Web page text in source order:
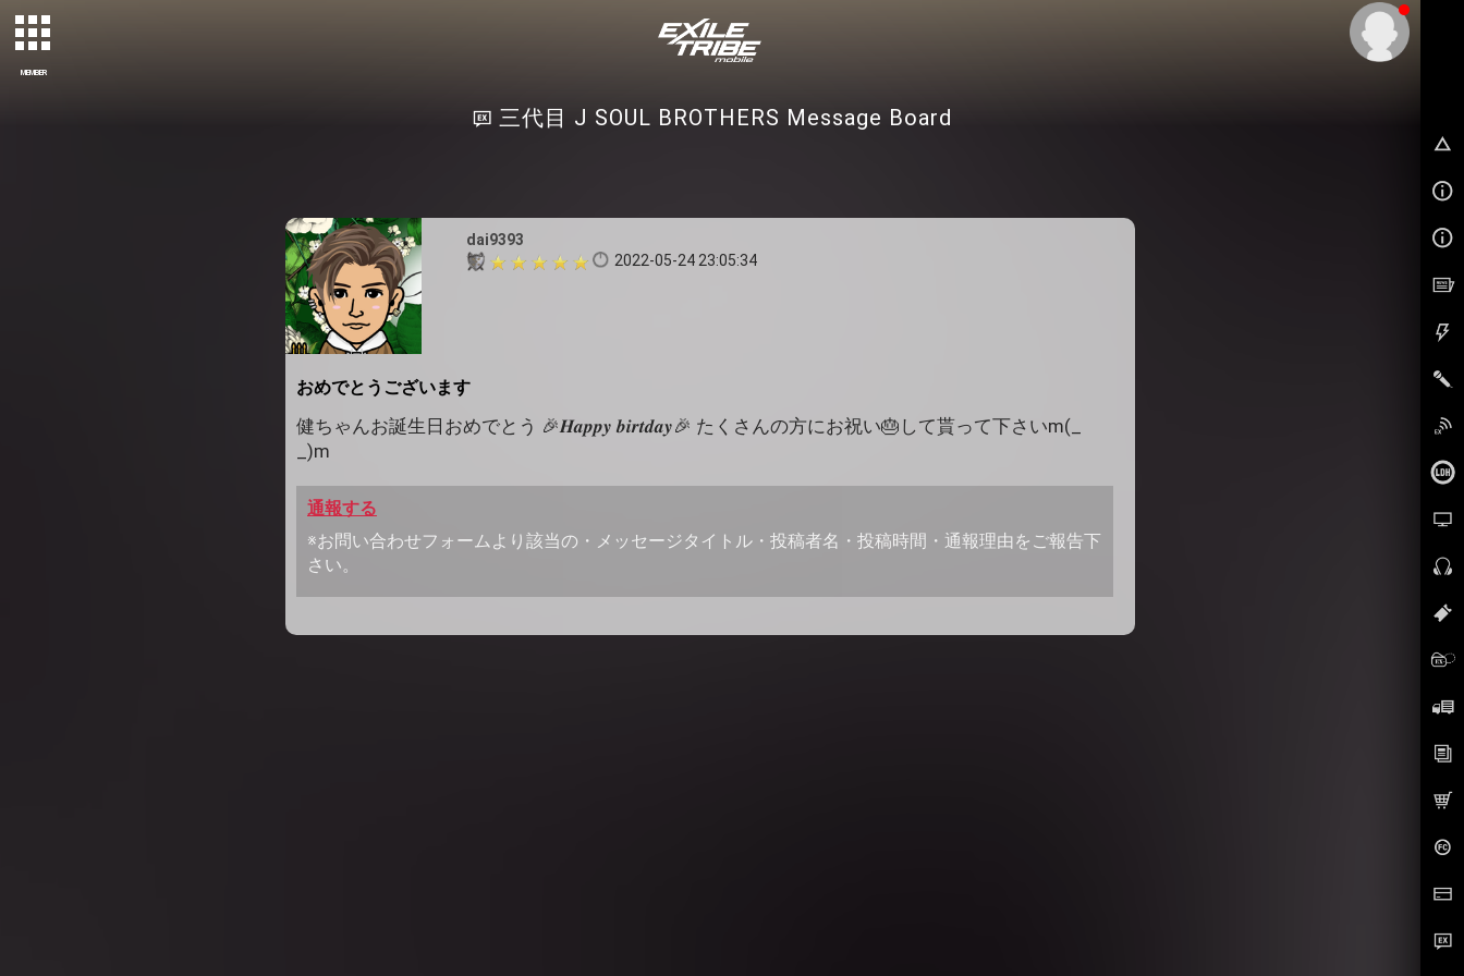
MEMBER
三代目 J SOUL BROTHERS Message Board
dai9393
2022-05-24 23:05:34
おめでとうございます
健ちゃんお誕生日おめでとう 🎉𝑯𝒂𝒑𝒑𝒚 𝒃𝒊𝒓𝒕𝒅𝒂𝒚🎉 たくさんの方にお祝い🎂して貰って下さいm(_
_)m
通報する
※お問い合わせフォームより該当の・メッセージタイトル・投稿者名・投稿時間・通報理由をご報告下
さい。